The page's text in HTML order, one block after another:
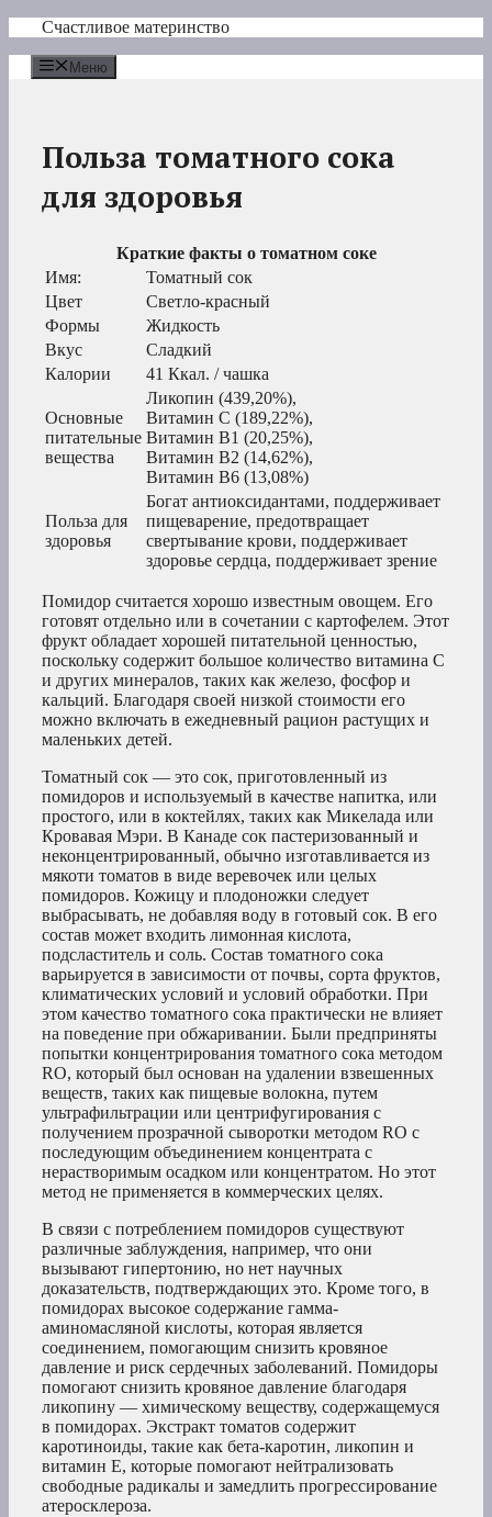
Перейти
содержимому
Счастливое материнство
Меню
Польза томатного сока
для здоровья
Краткие факты о томатном соке
Имя:
Томатный сок
Цвет
Светло-красный
Формы
Жидкость
Вкус
Сладкий
Калории
41 Ккал. / чашка
Основные
питательные
вещества
Ликопин (439,20%),
Витамин С (189,22%),
Витамин В1 (20,25%),
Витамин В2 (14,62%),
Витамин В6 (13,08%)
Польза для
здоровья
Богат антиоксидантами, поддерживает
пищеварение, предотвращает
свертывание крови, поддерживает
здоровье сердца, поддерживает зрение
Помидор считается хорошо известным овощем. Его
готовят отдельно или в сочетании с картофелем. Этот
фрукт обладает хорошей питательной ценностью,
поскольку содержит большое количество витамина С
и других минералов, таких как железо, фосфор и
кальций. Благодаря своей низкой стоимости его
можно включать в ежедневный рацион растущих и
маленьких детей.
Томатный сок — это сок, приготовленный из
помидоров и используемый в качестве напитка, или
простого, или в коктейлях, таких как Микелада или
Кровавая Мэри. В Канаде сок пастеризованный и
неконцентрированный, обычно изготавливается из
мякоти томатов в виде веревочек или целых
помидоров. Кожицу и плодоножки следует
выбрасывать, не добавляя воду в готовый сок. В его
состав может входить лимонная кислота,
подсластитель и соль. Состав томатного сока
варьируется в зависимости от почвы, сорта фруктов,
климатических условий и условий обработки. При
этом качество томатного сока практически не влияет
на поведение при обжаривании. Были предприняты
попытки концентрирования томатного сока методом
RO, который был основан на удалении взвешенных
веществ, таких как пищевые волокна, путем
ультрафильтрации или центрифугирования с
получением прозрачной сыворотки методом RO с
последующим объединением концентрата с
нерастворимым осадком или концентратом. Но этот
метод не применяется в коммерческих целях.
В связи с потреблением помидоров существуют
различные заблуждения, например, что они
вызывают гипертонию, но нет научных
доказательств, подтверждающих это. Кроме того, в
помидорах высокое содержание гамма-
аминомасляной кислоты, которая является
соединением, помогающим снизить кровяное
давление и риск сердечных заболеваний. Помидоры
помогают снизить кровяное давление благодаря
ликопину — химическому веществу, содержащемуся
в помидорах. Экстракт томатов содержит
каротиноиды, такие как бета-каротин, ликопин и
витамин Е, которые помогают нейтрализовать
свободные радикалы и замедлить прогрессирование
атеросклероза.